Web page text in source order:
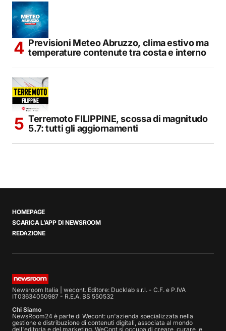
Previsioni Meteo Abruzzo, clima estivo ma
temperature contenute tra costa e interno
Terremoto FILIPPINE, scossa di magnitudo
5.7: tutti gli aggiornamenti
HOMEPAGE
SCARICA L’APP DI NEWSROOM
REDAZIONE
Newsroom Italia | wecont. Editore: Ducklab s.r.l. - C.F. e P.IVA
IT03634050987 - R.E.A. BS 550532
Chi Siamo
NewsRoom24 è parte di Wecont: un'azienda specializzata nella
gestione e distribuzione di contenuti digitali, associata al mondo
dell'editoria e del marketing. WeCont si occupa di creare, curare, e